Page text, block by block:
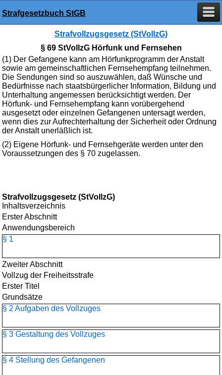
Strafgesetzbuch StGB
Strafvollzugsgesetz (StVollzG)
§ 69 StVollzG Hörfunk und Fernsehen
(1) Der Gefangene kann am Hörfunkprogramm der Anstalt
sowie am gemeinschaftlichen Fernsehempfang teilnehmen.
Die Sendungen sind so auszuwählen, daß Wünsche und
Bedürfnisse nach staatsbürgerlicher Information, Bildung und
Unterhaltung angemessen berücksichtigt werden. Der
Hörfunk- und Fernsehempfang kann vorübergehend
ausgesetzt oder einzelnen Gefangenen untersagt werden,
wenn dies zur Aufrechterhaltung der Sicherheit oder Ordnung
der Anstalt unerläßlich ist.
(2) Eigene Hörfunk- und Fernsehgeräte werden unter den
Voraussetzungen des § 70 zugelassen.
Strafvollzugsgesetz (StVollzG)
Inhaltsverzeichnis
Erster Abschnitt
Anwendungsbereich
§ 1
Zweiter Abschnitt
Vollzug der Freiheitsstrafe
Erster Titel
Grundsätze
§ 2 Aufgaben des Vollzuges
§ 3 Gestaltung des Vollzuges
§ 4 Stellung des Gefangenen